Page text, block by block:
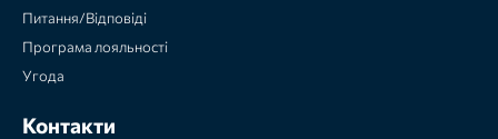
Питання/Відповіді
Програма лояльності
Угода
Контакти